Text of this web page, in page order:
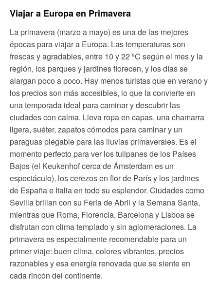
Viajar a Europa en Primavera
La primavera (marzo a mayo) es una de las mejores
épocas para viajar a Europa. Las temperaturas son
frescas y agradables, entre 10 y 22 ºC según el mes y la
región, los parques y jardines florecen, y los días se
alargan poco a poco. Hay menos turistas que en verano y
los precios son más accesibles, lo que la convierte en
una temporada ideal para caminar y descubrir las
ciudades con calma. Lleva ropa en capas, una chamarra
ligera, suéter, zapatos cómodos para caminar y un
paraguas plegable para las lluvias primaverales. Es el
momento perfecto para ver los tulipanes de los Países
Bajos (el Keukenhof cerca de Ámsterdam es un
espectáculo), los cerezos en flor de París y los jardines
de España e Italia en todo su esplendor. Ciudades como
Sevilla brillan con su Feria de Abril y la Semana Santa,
mientras que Roma, Florencia, Barcelona y Lisboa se
disfrutan con clima templado y sin aglomeraciones. La
primavera es especialmente recomendable para un
primer viaje: buen clima, colores vibrantes, precios
razonables y esa energía renovada que se siente en
cada rincón del continente.